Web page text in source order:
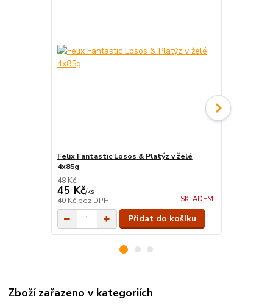
Felix Fantastic Losos & Platýz v želé
4x85g
48 Kč
45 Kč/ks
40 Kč bez DPH SKLADEM
Přidat do košíku
Zboží zařazeno v kategoriích